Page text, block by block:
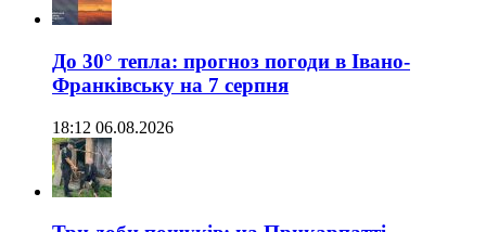
До 30° тепла: прогноз погоди в Івано-
Франківську на 7 серпня
18:12 06.08.2026